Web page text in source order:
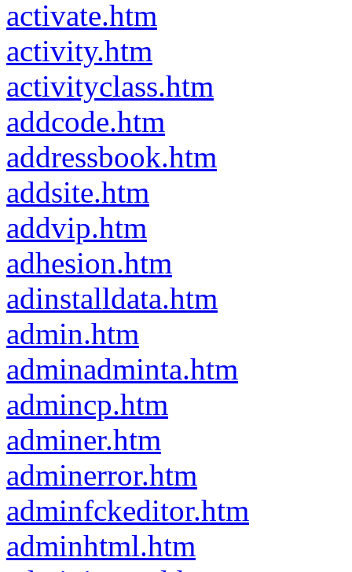
activate.htm
activity.htm
activityclass.htm
addcode.htm
addressbook.htm
addsite.htm
addvip.htm
adhesion.htm
adinstalldata.htm
admin.htm
adminadminta.htm
admincp.htm
adminer.htm
adminerror.htm
adminfckeditor.htm
adminhtml.htm